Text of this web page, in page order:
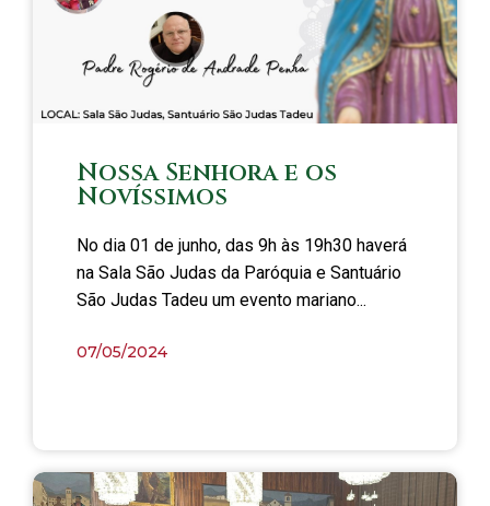
Nossa Senhora e os
Novíssimos
No dia 01 de junho, das 9h às 19h30 haverá
na Sala São Judas da Paróquia e Santuário
São Judas Tadeu um evento mariano...
07/05/2024